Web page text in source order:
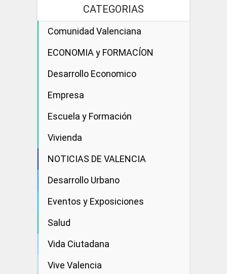
CATEGORIAS
Comunidad Valenciana
ECONOMIA y FORMACÍON
Desarrollo Economico
Empresa
Escuela y Formación
Vivienda
NOTICIAS DE VALENCIA
Desarrollo Urbano
Eventos y Exposiciones
Salud
Vida Ciutadana
Vive Valencia